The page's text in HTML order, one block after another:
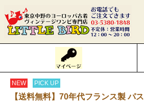
NEW PICK UP
【送料無料】70年代フランス製 パ